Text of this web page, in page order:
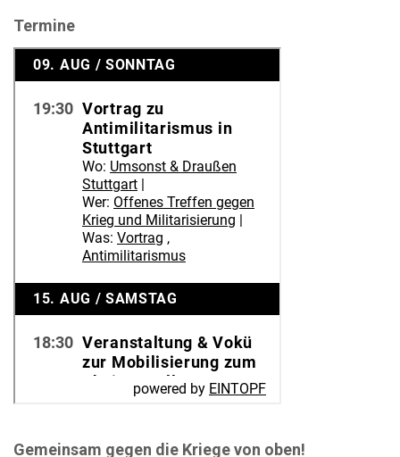
Termine
Gemeinsam gegen die Kriege von oben!